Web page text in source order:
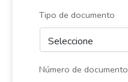
Tipo de documento
Número de documento